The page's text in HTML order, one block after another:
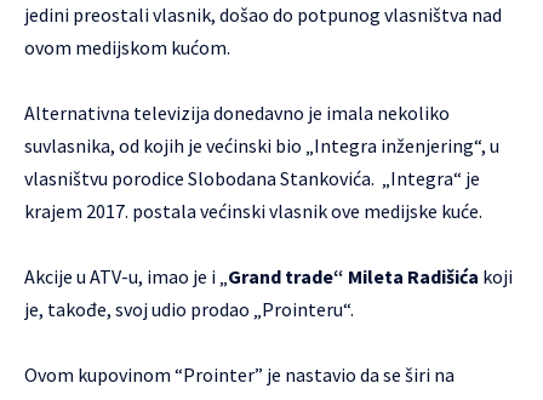
jedini preostali vlasnik, došao do potpunog vlasništva nad
ovom medijskom kućom.
Alternativna televizija donedavno je imala nekoliko
suvlasnika, od kojih je većinski bio „Integra inženjering“, u
vlasništvu porodice Slobodana Stankovića. „Integra“ je
krajem 2017. postala većinski vlasnik ove medijske kuće.
Akcije u ATV-u, imao je i „ Grand trade“ Mileta Radišića koji
je, takođe, svoj udio prodao „Prointeru“.
Ovom kupovinom “Prointer” je nastavio da se širi na